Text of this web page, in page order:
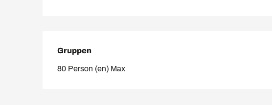
Gruppen
Gruppen
80 Person (en) Max